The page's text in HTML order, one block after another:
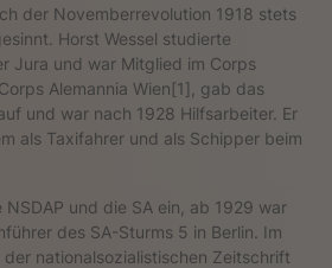
der Novemberrevolution 1918 stets
Horst Wessel studierte
Jura und war Mitglied im Corps
Alemannia Wien[1], gab das
und war nach 1928 Hilfsarbeiter. Er
als Taxifahrer und als Schipper beim
NSDAP und die SA ein, ab 1929 war
des SA-Sturms 5 in Berlin. Im
nationalsozialistischen Zeitschrift